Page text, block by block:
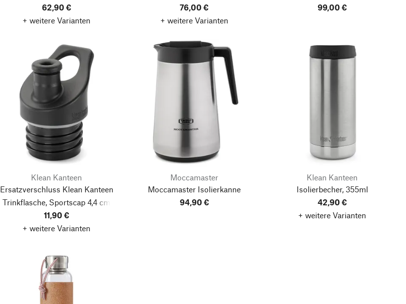
62,90 €
+ weitere Varianten
76,00 €
+ weitere Varianten
99,00 €
Klean Kanteen
Ersatzverschluss Klean Kanteen
Trinkflasche, Sportscap 4,4 cm
11,90 €
+ weitere Varianten
Moccamaster
Moccamaster Isolierkanne
94,90 €
Klean Kanteen
Isolierbecher, 355ml
42,90 €
+ weitere Varianten